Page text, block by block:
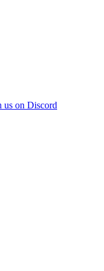
us on Discord